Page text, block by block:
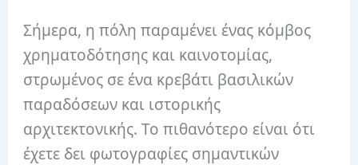
Σήμερα, η πόλη παραμένει ένας κόμβος
χρηματοδότησης και καινοτομίας,
στρωμένος σε ένα κρεβάτι βασιλικών
παραδόσεων και ιστορικής
αρχιτεκτονικής. Το πιθανότερο είναι ότι
έχετε δει φωτογραφίες σημαντικών